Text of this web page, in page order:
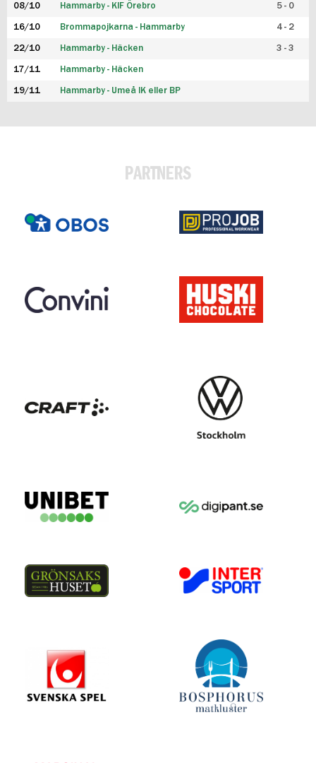
08/10 Hammarby - KIF Örebro 5 - 0
16/10 Brommapojkarna - Hammarby 4 - 2
22/10 Hammarby - Häcken 3 - 3
17/11 Hammarby - Häcken
19/11 Hammarby - Umeå IK eller BP
PARTNERS